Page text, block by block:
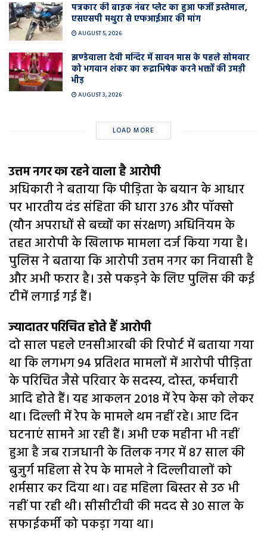
पत्रकार की बाइक नंबर प्लेट का हुआ फर्जी इस्तेमाल,
एसएसपी मथुरा से एफआईआर की मांग
AUGUST 5, 2026
झण्डेवाला देवी मन्दिर में सावन मास के पहले सोमवार
को भगवान शंकर का रूद्राभिषेक करने भक्तों की उमड़ी
भीड़
AUGUST 3, 2026
LOAD MORE
उत्तम नगर का रहने वाला है आरोपी
अधिकारी ने बताया कि पीड़िता के बयान के आधार
पर भारतीय दंड संहिता की धारा 376 और पॉक्सो
(यौन अपराधों से बच्चों का संरक्षण) अधिनियम के
तहत आरोपी के खिलाफ मामला दर्ज किया गया है।
पुलिस ने बताया कि आरोपी उत्तम नगर का निवासी है
और अभी फरार है। उसे पकड़ने के लिए पुलिस की कई
टीमें लगाई गई हैं।
ज्यादातर परिचित होते हैं आरोपी
दो साल पहले एनसीआरबी की रिपोर्ट में बताया गया
था कि लगभग 94 प्रतिशत मामलों में आरोपी पीड़िता
के परिचित जैसे परिवार के सदस्य, दोस्त, कर्मचारी
आदि होते हैं। यह आकलन 2018 में रेप केस को लेकर
था। दिल्ली में रेप के मामले थम नहीं रहे। आए दिन
घटनाएं सामने आ रही हैं। अभी एक महीना भी नहीं
हुआ है जब राजधानी के तिलक नगर में 87 साल की
बुजुर्ग महिला से रेप के मामले ने दिल्लीवालों को
शर्मसार कर दिया था। वह महिला बिस्तर से उठ भी
नहीं पा रही थी। सीसीटीवी की मदद से 30 साल के
सफाईकर्मी को पकड़ा गया था।